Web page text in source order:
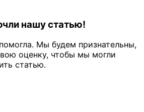
нашу статью!
Мы будем признательны,
оценку, чтобы мы могли
статью.